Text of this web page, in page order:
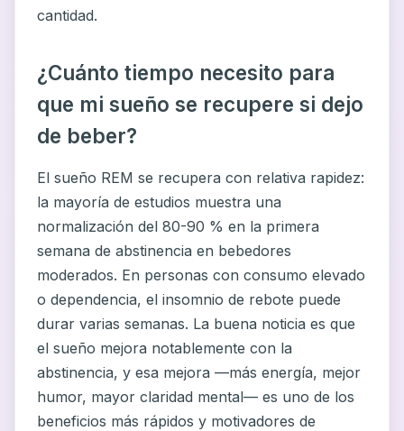
cantidad.
¿Cuánto tiempo necesito para
que mi sueño se recupere si dejo
de beber?
El sueño REM se recupera con relativa rapidez:
la mayoría de estudios muestra una
normalización del 80-90 % en la primera
semana de abstinencia en bebedores
moderados. En personas con consumo elevado
o dependencia, el insomnio de rebote puede
durar varias semanas. La buena noticia es que
el sueño mejora notablemente con la
abstinencia, y esa mejora —más energía, mejor
humor, mayor claridad mental— es uno de los
beneficios más rápidos y motivadores de